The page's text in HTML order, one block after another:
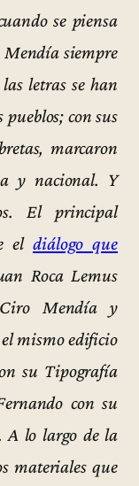
se piensa
siempre
letras se han
con sus
marcaron
y nacional. Y
El principal
eldiálogo que
Roca Lemus
Mendía y
mismo edificio
su Tipografía
con su
A lo largo de la
materiales que